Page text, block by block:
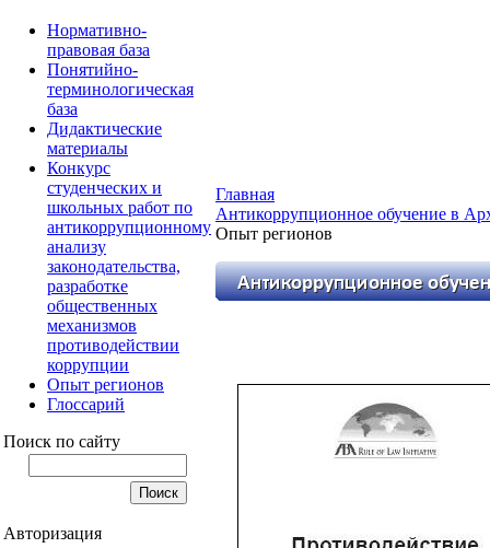
Нормативно-
правовая база
Понятийно-
терминологическая
база
Дидактические
материалы
Конкурс
студенческих и
школьных работ по
антикоррупционному
анализу
законодательства,
разработке
общественных
механизмов
противодействии
коррупции
Опыт регионов
Глоссарий
Поиск по сайту
Авторизация
Главная
Антикоррупционное обучение в
Опыт регионов